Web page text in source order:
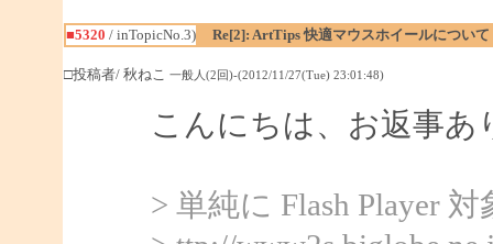
■5320 / inTopicNo.3) Re[2]: ArtTips 快適マウスホイールについて
□投稿者/ 秋ねこ 一般人(2回)-(2012/11/27(Tue) 23:01:48)
こんにちは、お返事
> 単純に Flash Player